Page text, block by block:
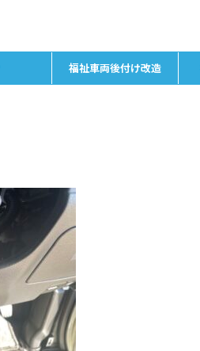
福祉車両後付け改造